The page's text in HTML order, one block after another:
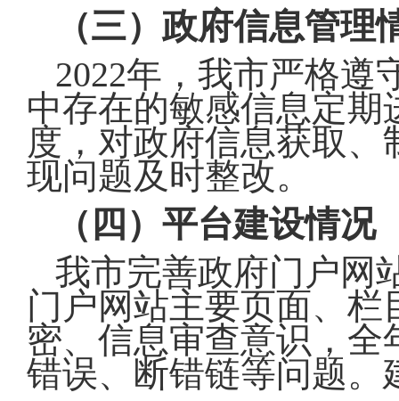
（三）政府信息管理
2022年，我市严格遵
中存在的敏感信息定
度，对政府信息获取
现问题及时整改。
（四）平台建设情况
我市完善政府门户网
门户网站主要页面、
密、信息审查意识，
错误、断错链等问题。